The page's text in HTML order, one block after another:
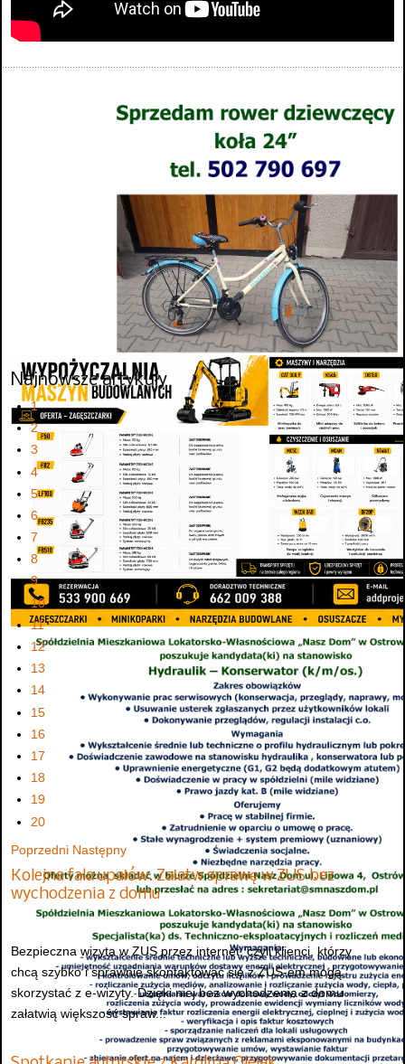
Najnowsze artykuły
1
2
3
4
5
6
7
8
9
10
11
12
13
14
15
16
17
18
19
20
Poprzedni Następny
Kolejna fala upałów. Załatw sprawę w ZUS bez
wychodzenia z domu
Bezpieczna wizyta w ZUS przez internet, czyli klienci, którzy
chcą szybko i sprawnie skontaktować się z ZUS-em mogą
skorzystać z e-wizyty. Dzięki niej bez wychodzenia z domu
załatwią większość spraw...